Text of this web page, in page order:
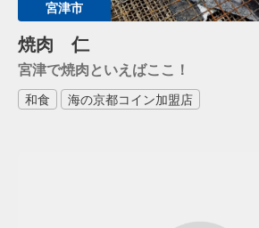
宮津市
焼肉 仁
宮津で焼肉といえばここ！
和食 海の京都コイン加盟店